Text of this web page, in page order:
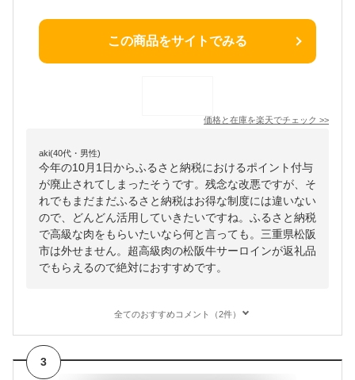
この商品をサイトでみる
価格と在庫を楽天でチェック >>
aki(40代・男性)
今年の10月1日からふるさと納税におけるポイント付与
が廃止されてしまったそうです。残念な改悪ですが、そ
れでもまだまだふるさと納税はお得な制度には違いない
ので、どんどん活用していきたいですね。ふるさと納税
で高級な肉をもらいたいなら何と言っても。三重県松阪
市は外せません。超高級肉の松阪牛サーロインが返礼品
でもらえるので絶対におすすめです。
全てのおすすめコメント（2件）
3